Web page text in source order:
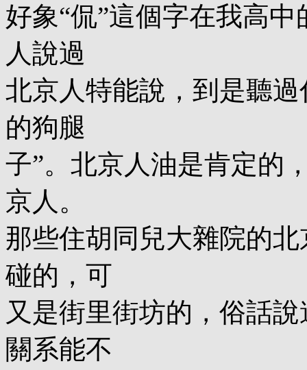
好象“侃”這個字在我高
人說過
北京人特能說，到是聽
的狗腿
子”。北京人油是肯定的
京人。
那些住胡同兒大雜院的
碰的，可
又是街里街坊的，俗話
關系能不